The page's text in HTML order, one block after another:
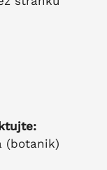
(botanik)